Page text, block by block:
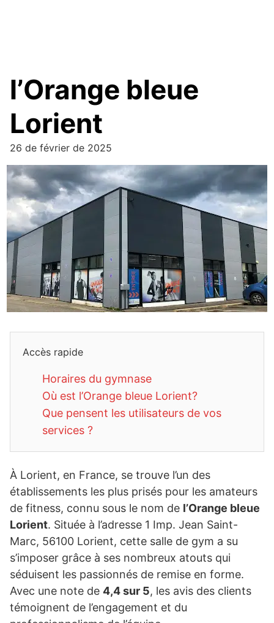
l’Orange bleue
Lorient
26 de février de 2025
Accès rapide
Horaires du gymnase
Où est l’Orange bleue Lorient?
Que pensent les utilisateurs de vos
services ?
À Lorient, en France, se trouve l’un des
établissements les plus prisés pour les amateurs
de fitness, connu sous le nom de l’Orange bleue
Lorient. Située à l’adresse 1 Imp. Jean Saint-
Marc, 56100 Lorient, cette salle de gym a su
s’imposer grâce à ses nombreux atouts qui
séduisent les passionnés de remise en forme.
Avec une note de 4,4 sur 5, les avis des clients
témoignent de l’engagement et du